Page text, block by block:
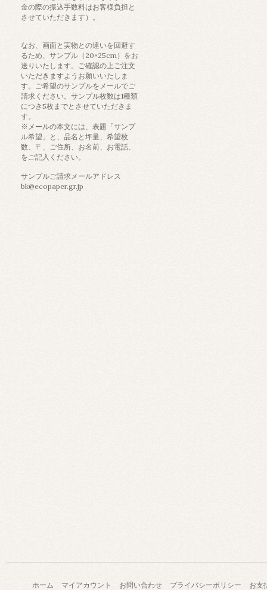
金の際の振込手数料はお客様負担と
させていただきます）。
なお、画面と実物との違いを回避す
るため、サンプル（20×25cm）をお
送りいたします。ご確認の上ご注文
いただきますようお願いいたしま
す。ご希望のサンプルをメールでご
請求ください。サンプル枚数は1種類
につき5枚までとさせていただきま
す。
※メールの本文には、表題「サンプ
ル希望」と、品名と坪量、希望枚
数、〒、ご住所、お名前、お電話、
をご記入ください。
サンプルご請求メールアドレス
bk@ecopaper.gr.jp
ホーム マイアカウント お問い合わせ プライバシーポリシー お支